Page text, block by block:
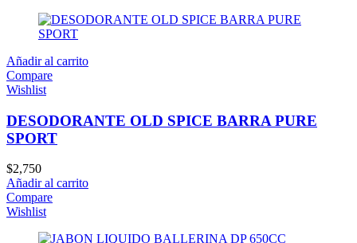
Añadir al carrito
Compare
Wishlist
DESODORANTE OLD SPICE BARRA PURE
SPORT
$2,750
Añadir al carrito
Compare
Wishlist